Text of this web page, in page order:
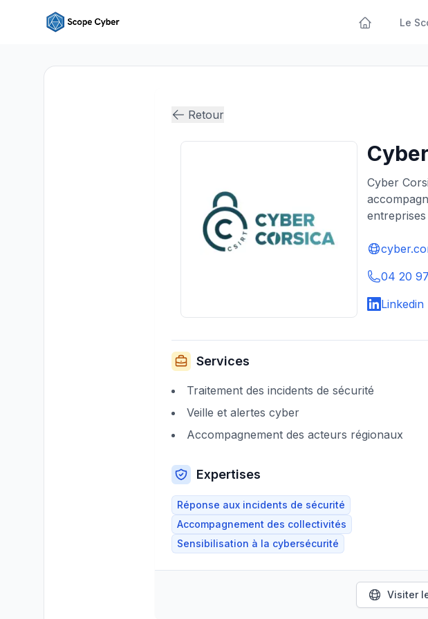
Le
Retour
Cyber
04 20
Linkedin
Services
Traitement des incidents de sécurité
Veille et alertes cyber
Accompagnement des acteurs régionaux
Expertises
Réponse aux incidents de sécurité
Accompagnement des collectivités
Sensibilisation à la cybersécurité
Visiter